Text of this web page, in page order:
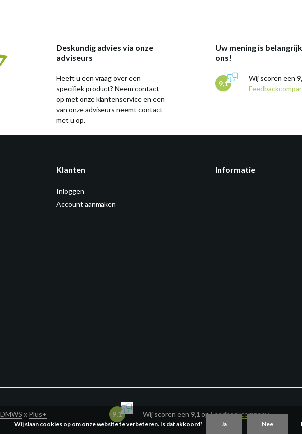
Deskundig advies via onze
adviseurs
Heeft u een vraag over een
specifiek product? Neem contact
op met onze klantenservice en een
van onze adviseurs neemt contact
met u op.
Uw mening is
ons!
9,1
Wij scoren een
Klanten
Inloggen
Account aanmaken
Informatie
DMWS x Plus+ 9,1 Wij scoren een 9,1opFeedbackcompany
Wij slaan cookies op om onze website te verbeteren. Is dat akkoord? Ja Nee